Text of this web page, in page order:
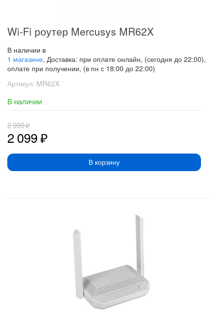
Wi-Fi роутер Mercusys MR62X
В наличии в
1 магазине, Доставка: при оплате онлайн, (сегодня до 22:00),
оплате при получении, (в пн с 18:00 до 22:00)
Артикул: MR62X
В наличии
2 099₽
2 990₽
В корзину